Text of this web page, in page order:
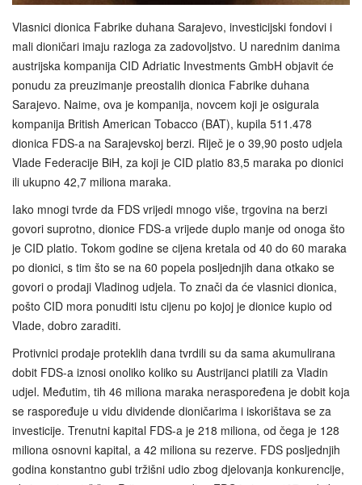
Vlasnici dionica Fabrike duhana Sarajevo, investicijski fondovi i
mali dioničari imaju razloga za zadovoljstvo. U narednim danima
austrijska kompanija CID Adriatic Investments GmbH objavit će
ponudu za preuzimanje preostalih dionica Fabrike duhana
Sarajevo. Naime, ova je kompanija, novcem koji je osigurala
kompanija British American Tobacco (BAT), kupila 511.478
dionica FDS-a na Sarajevskoj berzi. Riječ je o 39,90 posto udjela
Vlade Federacije BiH, za koji je CID platio 83,5 maraka po dionici
ili ukupno 42,7 miliona maraka.
Iako mnogi tvrde da FDS vrijedi mnogo više, trgovina na berzi
govori suprotno, dionice FDS-a vrijede duplo manje od onoga što
je CID platio. Tokom godine se cijena kretala od 40 do 60 maraka
po dionici, s tim što se na 60 popela posljednjih dana otkako se
govori o prodaji Vladinog udjela. To znači da će vlasnici dionica,
pošto CID mora ponuditi istu cijenu po kojoj je dionice kupio od
Vlade, dobro zaraditi.
Protivnici prodaje proteklih dana tvrdili su da sama akumulirana
dobit FDS-a iznosi onoliko koliko su Austrijanci platili za Vladin
udjel. Međutim, tih 46 miliona maraka neraspoređena je dobit koja
se raspoređuje u vidu dividende dioničarima i iskorištava se za
investicije. Trenutni kapital FDS-a je 218 miliona, od čega je 128
miliona osnovni kapital, a 42 miliona su rezerve. FDS posljednjih
godina konstantno gubi tržišni udio zbog djelovanja konkurencije,